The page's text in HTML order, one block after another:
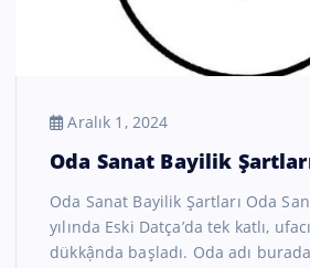
Aralık 1, 2024
Oda Sanat Bayilik
Oda Sanat Bayilik Şartları Oda
yılında Eski Datça’da tek katlı,
dükkậnda başladı. Oda adı